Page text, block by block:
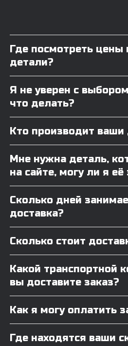
Где посмотреть цены
детали?
Я не уверен с
что делать?
Кто производит ваши
Мне нужна деталь,
на сайте, могу ли я её
Сколько дней
доставка?
Сколько стоит
Какой транспортной
вы доставите заказ?
Как я могу оплатить
Где находятся ваши